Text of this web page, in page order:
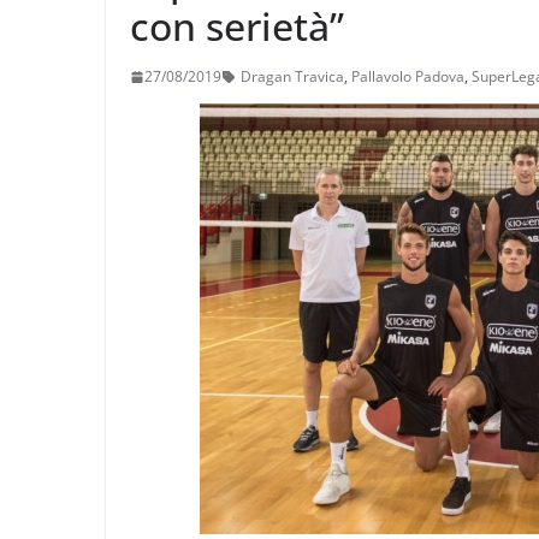
con serietà”
27/08/2019 Dragan Travica, Pallavolo Padova,